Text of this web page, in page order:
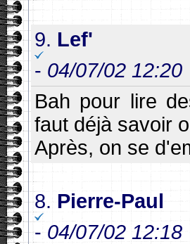
9. Lef'
- 04/07/02 12:20
Bah pour lire
faut déjà savoir
Après, on se
8. Pierre-Paul
- 04/07/02 12:18